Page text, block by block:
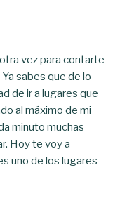
vez para contarte
sabes que de lo
de ir a lugares que
al máximo de mi
minuto muchas
Hoy te voy a
uno de los lugares